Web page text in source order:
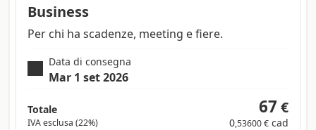
Business
Per chi ha scadenze, meeting e fiere.
Data di consegna
Mar 1 set 2026
Totale
IVA esclusa (22%)
67 €
0,53600 € cad